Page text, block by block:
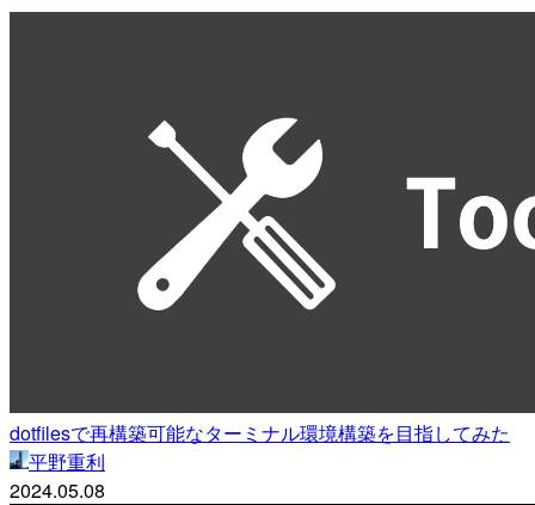
dotfilesで再構築可能なターミナル環境構築を目指してみた
平野重利
2024.05.08